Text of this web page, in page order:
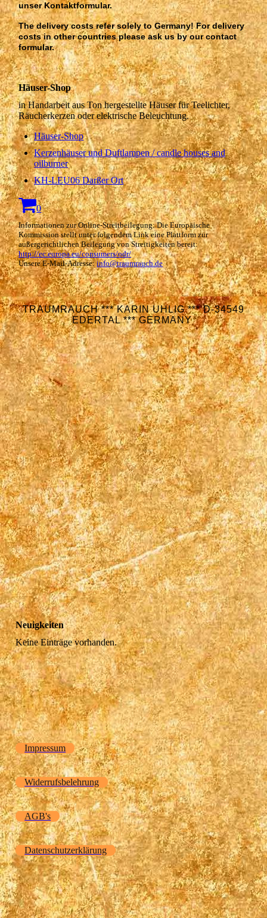
unser Kontaktformular.
The delivery costs refer solely to Germany! For delivery
costs in other countries please ask us by our contact
formular.
Häuser-Shop
in Handarbeit aus Ton hergestellte Häuser für Teelichter,
Räucherkerzen oder elektrische Beleuchtung.
Häuser-Shop
Kerzenhäuser und Duftlampen / candle houses and
oilburner
KH-LEU06 Darßer Ort
0
Informationen zur Online-Streitbeilegung: Die Europäische
Kommission stellt unter folgendem Link eine Plattform zur
außergerichtlichen Beilegung von Streitigkeiten bereit:
http://ec.europa.eu/consumers/odr/
Unsere E-Mail-Adresse:info@traumrauch.de
TRAUMRAUCH *** KARIN UHLIG *** D-34549
EDERTAL *** GERMANY
Neuigkeiten
Keine Einträge vorhanden.
Impressum
Widerrufsbelehrung
AGB's
Datenschutzerklärung